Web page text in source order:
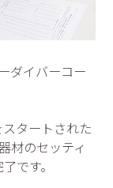
ダイバーコー
タートされた
材のセッティ
です。